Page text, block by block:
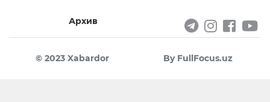
Архив
© 2023 Xabardor By FullFocus.uz